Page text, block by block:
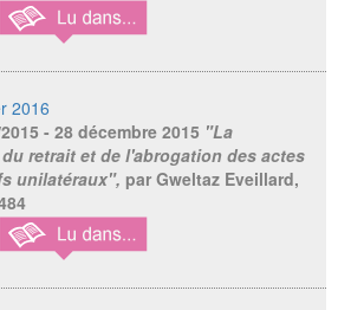
2016
- 28 décembre 2015 "La
retrait et de l'abrogation des actes
unilatéraux", par Gweltaz Eveillard,